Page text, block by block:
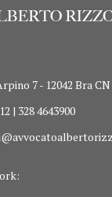
7 - 12042 Bra CN
| 328 4643900